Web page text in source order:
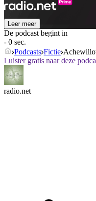
Leer meer
De podcast begint in
- 0 sec.
Podcasts Fictie
Luister gratis naar deze
radio.net